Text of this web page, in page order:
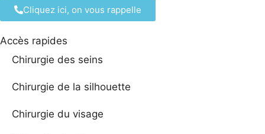
Cliquez ici, on vous rappelle
Accès rapides
Chirurgie des seins
Chirurgie de la silhouette
Chirurgie du visage